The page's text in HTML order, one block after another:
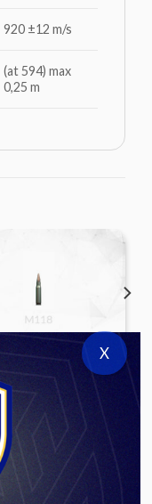
920 ±12 m/s
(at 594) max
0,25 m
ARMS AMMUNITION
7,62×51 M118
X